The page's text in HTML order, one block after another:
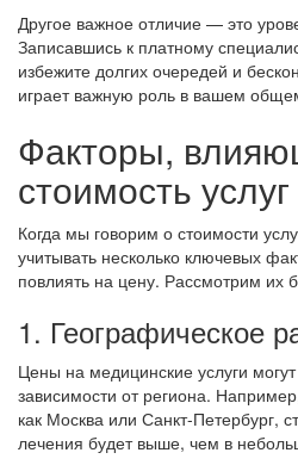
Другое важное отличие — это
Записавшись к платному
избежите долгих очередей и
играет важную роль в вашем
Факторы,
стоимость
Когда мы говорим о стоимости
учитывать несколько ключевых
повлиять на цену. Рассмотрим их
1. Географическое
Цены на медицинские услуги
зависимости от региона.
как Москва или Санкт-Петербург,
лечения будет выше, чем в